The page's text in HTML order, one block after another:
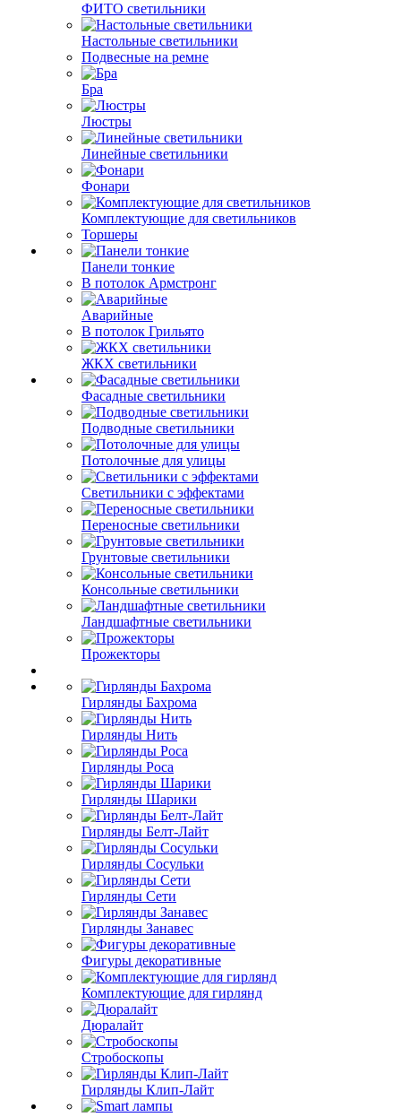
ФИТО светильники
Настольные светильники
Подвесные на ремне
Бра
Люстры
Линейные светильники
Фонари
Комплектующие для светильников
Торшеры
Панели тонкие
В потолок Армстронг
Аварийные
В потолок Грильято
ЖКХ светильники
Фасадные светильники
Подводные светильники
Потолочные для улицы
Светильники с эффектами
Переносные светильники
Грунтовые светильники
Консольные светильники
Ландшафтные светильники
Прожекторы
Гирлянды Бахрома
Гирлянды Нить
Гирлянды Роса
Гирлянды Шарики
Гирлянды Белт-Лайт
Гирлянды Сосульки
Гирлянды Сети
Гирлянды Занавес
Фигуры декоративные
Комплектующие для гирлянд
Дюралайт
Стробоскопы
Гирлянды Клип-Лайт